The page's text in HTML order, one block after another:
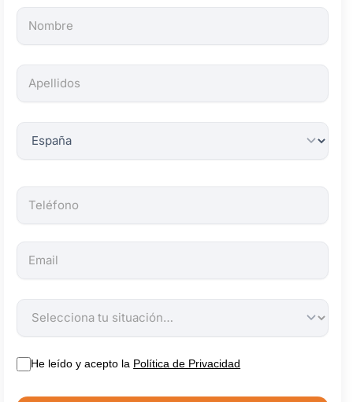
Todos
los
son
obligatorios.
He leído y acepto la Política de Privacidad